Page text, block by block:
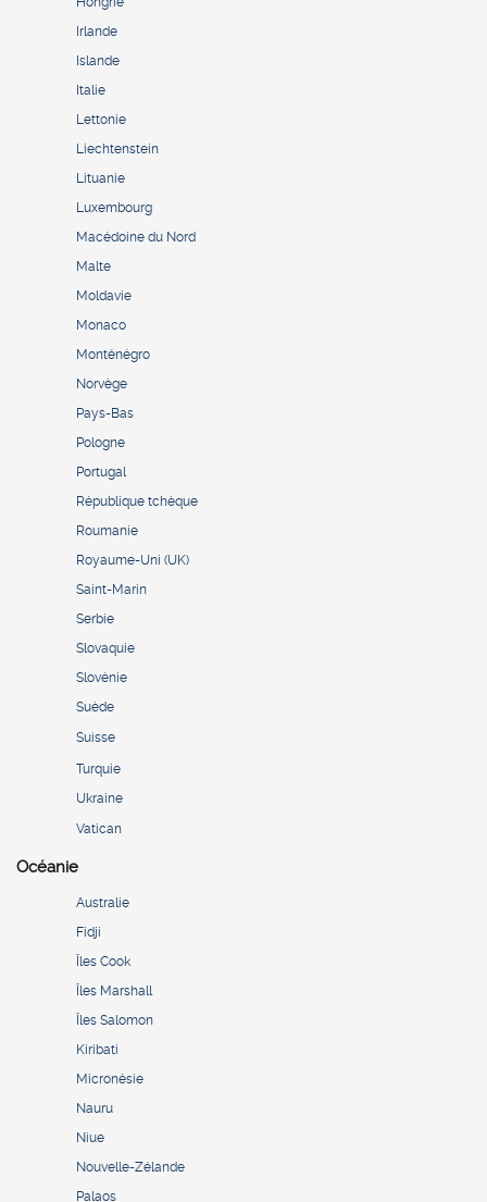
Irlande
Islande
Italie
Lettonie
Liechtenstein
Lituanie
Luxembourg
Macédoine du Nord
Malte
Moldavie
Monaco
Monténégro
Norvège
Pays-Bas
Pologne
Portugal
République tchèque
Roumanie
Royaume-Uni (UK)
Saint-Marin
Serbie
Slovaquie
Slovénie
Suède
Suisse
Turquie
Ukraine
Vatican
Océanie
Australie
Fidji
Îles Cook
Îles Marshall
Îles Salomon
Kiribati
Micronésie
Nauru
Niue
Nouvelle-Zélande
Palaos